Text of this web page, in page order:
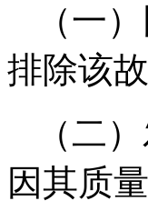
（一
排除该
（二
因其质